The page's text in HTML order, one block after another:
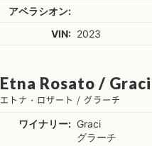
アペラシオン:
VIN: 2023
Etna Rosato / Graci
エトナ・ロザート / グラーチ
ワイナリー: Graci
グラーチ